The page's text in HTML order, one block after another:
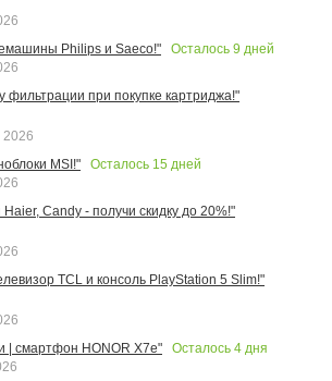
Philips и Saeco!"
Осталось 9 дней
фильтрации при покупке картриджа!"
MSI!"
Осталось 15 дней
Candy - получи скидку до 20%!"
TCL и консоль PlayStation 5 Slim!"
| смартфон HONOR X7e"
Осталось 4 дня